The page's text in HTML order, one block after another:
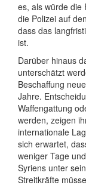
es, als würde die
die Polizei auf
dass das
ist.
Darüber hinaus
unterschätzt
Beschaffung
Jahre.
Waffengattung
werden, zeigen
internationale
sich erwartet,
weniger Tage
Syriens unter
Streitkräfte